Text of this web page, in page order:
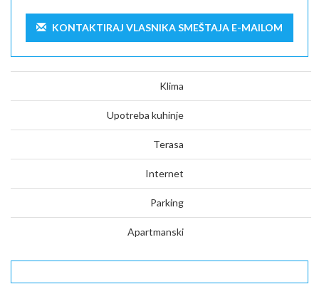
KONTAKTIRAJ VLASNIKA SMEŠTAJA E-MAILOM
Klima
Upotreba kuhinje
Terasa
Internet
Parking
Apartmanski